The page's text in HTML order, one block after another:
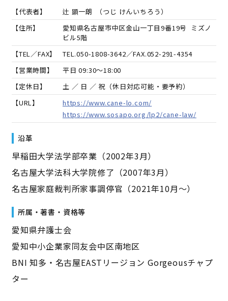
【代表者】 辻 顕一朗 （つじ けんいちろう）
【住所】
愛知県名古屋市中区金山一丁目9番19号 ミズノ
ビル5階
【TEL／FAX】
TEL.050-1808-3642／FAX.052-291-4354
【営業時間】
平日 09:30～18:00
【定休日】
土 ／ 日 ／ 祝（休日対応可能・要予約）
【URL】
https://www.cane-lo.com/
https://www.sosapo.org/lp2/cane-law/
沿革
早稲田大学法学部卒業（2002年3月）
名古屋大学法科大学院修了（2007年3月）
名古屋家庭裁判所家事調停官（2021年10月～）
所属・著書・資格等
愛知県弁護士会
愛知中小企業家同友会中区南地区
BNI 知多・名古屋EASTリージョン Gorgeousチャプ
ター